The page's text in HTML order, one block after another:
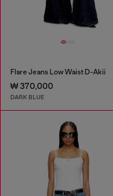
Flare Jeans Low Waist D-Akii
₩ 370,000
DARK BLUE